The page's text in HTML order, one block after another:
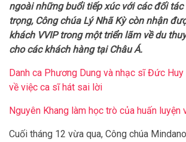
ngoài những buổi tiếp xúc với các đối
trọng, Công chúa Lý Nhã Kỳ còn nhận
khách VVIP trong một triển lãm về du
cho các khách hàng tại Châu Á.
Danh ca Phương Dung và nhạc sĩ Đức
về việc ca sĩ hát sai lời
Nguyên Khang làm học trò của huấn luyện
Cuối tháng 12 vừa qua, Công chúa